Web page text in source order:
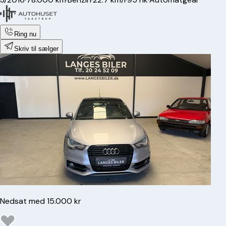
Ring nu
Skriv til sælger
Nedsat med 15.000 kr